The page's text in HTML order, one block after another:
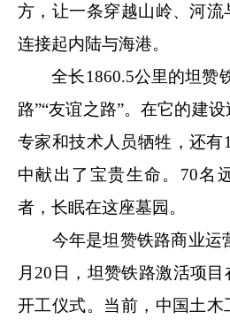
方，让一条穿越山岭、河
连接起内陆与海港。
全长1860.5公里的坦赞
路”“友谊之路”。在它的建
专家和技术人员牺牲，还有
中献出了宝贵生命。70名
者，长眠在这座墓园。
今年是坦赞铁路商业运
月20日，坦赞铁路激活项
开工仪式。当前，中国土